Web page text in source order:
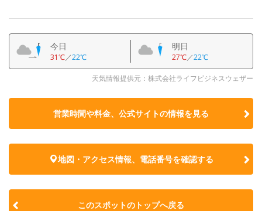
今日
31℃／22℃
明日
27℃／22℃
天気情報提供元：株式会社ライフビジネスウェザー
営業時間や料金、公式サイトの情報を見る
地図・アクセス情報、電話番号を確認する
このスポットのトップへ戻る